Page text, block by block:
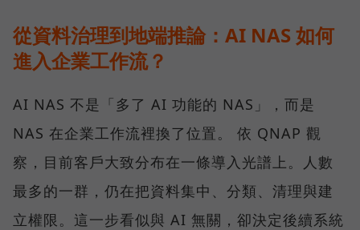
從資料治理到地端推論：AI NAS 如何
進入企業工作流？
AI NAS 不是「多了 AI 功能的 NAS」，而是
NAS 在企業工作流裡換了位置。 依 QNAP 觀
察，目前客戶大致分布在一條導入光譜上。人數
最多的一群，仍在把資料集中、分類、清理與建
立權限。這一步看似與 AI 無關，卻決定後續系統